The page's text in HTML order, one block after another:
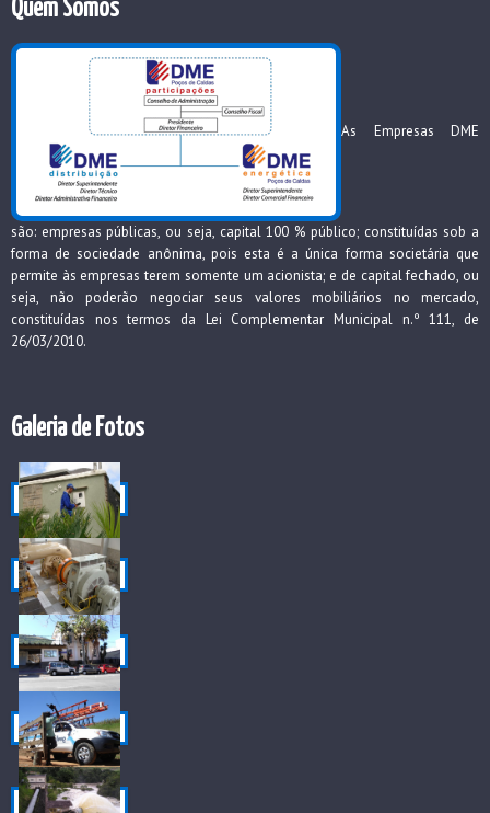
Quem Somos
As Empresas DME
são: empresas públicas, ou seja, capital 100 % público; constituídas sob a
forma de sociedade anônima, pois esta é a única forma societária que
permite às empresas terem somente um acionista; e de capital fechado, ou
seja, não poderão negociar seus valores mobiliários no mercado,
constituídas nos termos da Lei Complementar Municipal n.º 111, de
26/03/2010.
Galeria de Fotos